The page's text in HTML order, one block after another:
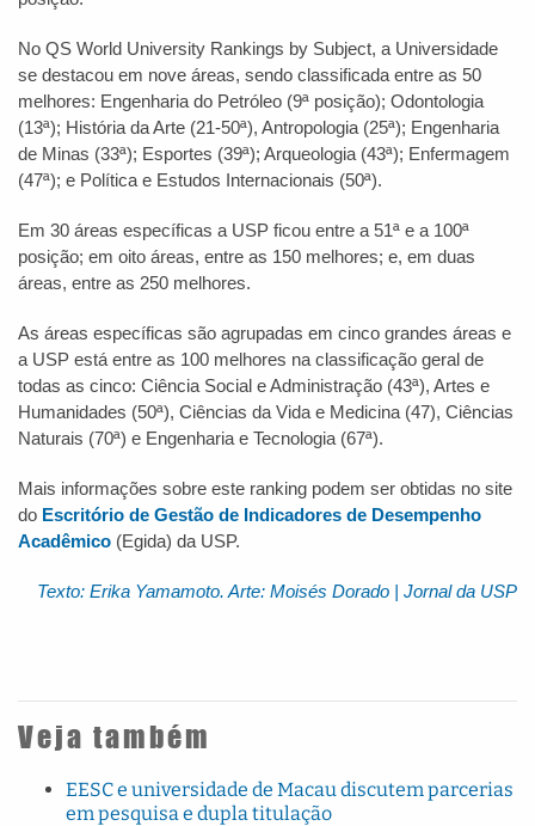
No QS World University Rankings by Subject, a Universidade
se destacou em nove áreas, sendo classificada entre as 50
melhores: Engenharia do Petróleo (9ª posição); Odontologia
(13ª); História da Arte (21-50ª), Antropologia (25ª); Engenharia
de Minas (33ª); Esportes (39ª); Arqueologia (43ª); Enfermagem
(47ª); e Política e Estudos Internacionais (50ª).
Em 30 áreas específicas a USP ficou entre a 51ª e a 100ª
posição; em oito áreas, entre as 150 melhores; e, em duas
áreas, entre as 250 melhores.
As áreas específicas são agrupadas em cinco grandes áreas e
a USP está entre as 100 melhores na classificação geral de
todas as cinco: Ciência Social e Administração (43ª), Artes e
Humanidades (50ª), Ciências da Vida e Medicina (47), Ciências
Naturais (70ª) e Engenharia e Tecnologia (67ª).
Mais informações sobre este ranking podem ser obtidas no site
do Escritório de Gestão de Indicadores de Desempenho
Acadêmico (Egida) da USP.
Texto: Erika Yamamoto. Arte: Moisés Dorado | Jornal da USP
Veja também
EESC e universidade de Macau discutem parcerias
em pesquisa e dupla titulação